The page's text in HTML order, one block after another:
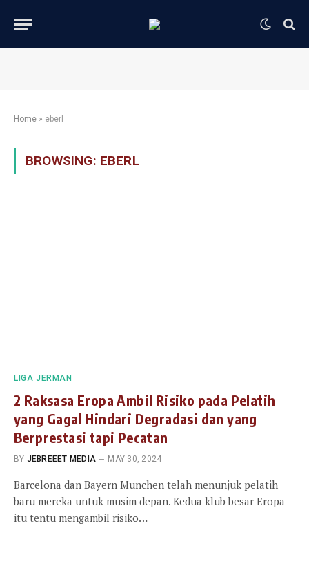
Home » eberl
BROWSING: EBERL
LIGA JERMAN
2 Raksasa Eropa Ambil Risiko pada Pelatih
yang Gagal Hindari Degradasi dan yang
Berprestasi tapi Pecatan
BY JEBREEET MEDIA MAY 30, 2024
Barcelona dan Bayern Munchen telah menunjuk pelatih
baru mereka untuk musim depan. Kedua klub besar Eropa
itu tentu mengambil risiko…